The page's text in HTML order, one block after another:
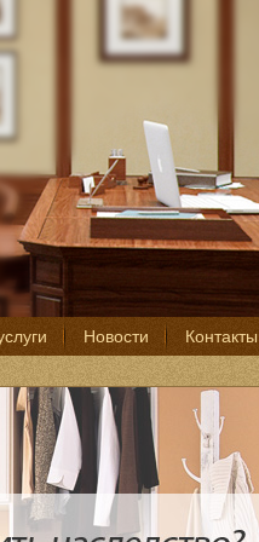
Новости Контакты